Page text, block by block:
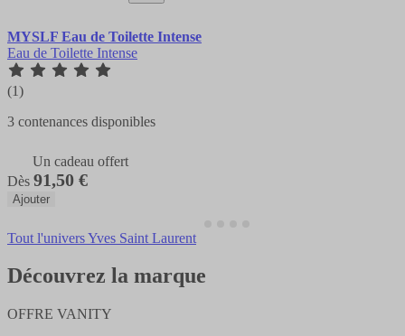
MYSLF Eau de Toilette Intense
Eau de Toilette Intense
(1)
3 contenances disponibles
Un cadeau offert
Dès 91,50 €
Ajouter
Tout l'univers Yves Saint Laurent
Découvrez la marque
OFFRE VANITY